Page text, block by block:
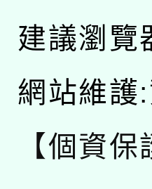
建議瀏覽
網站維護
【個資保